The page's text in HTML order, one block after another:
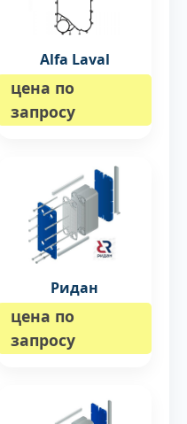
Alfa Laval
цена по
запросу
Ридан
цена по
запросу